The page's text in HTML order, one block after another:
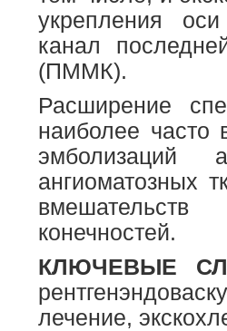
укрепления
канал
(ПММК).
Расширение
наиболее часто
эмболизаций
ангиоматозных
конечностей.
КЛЮЧЕВЫЕ
лечение,